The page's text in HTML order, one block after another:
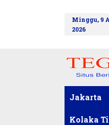
Minggu, 9
2026
Jakarta
Kolaka